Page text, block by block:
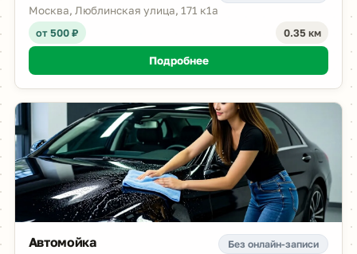
Москва, Люблинская улица, 171 к1а
от 500 ₽
0.35 км
Подробнее
Автомойка Без онлайн-записи